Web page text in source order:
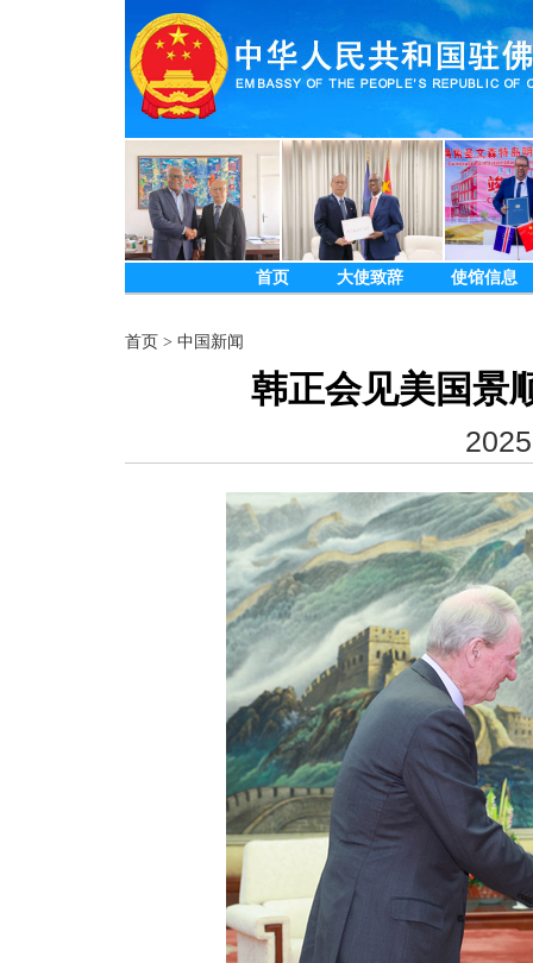
首页 大使致辞 使馆信息
首页 > 中国新闻
韩正会见美国景